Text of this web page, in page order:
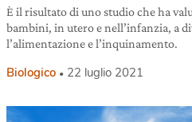
È il risultato di uno studio che ha
bambini, in utero e nell’infanzia, a
l’alimentazione e l’inquinamento.
Biologico 22 luglio 2021